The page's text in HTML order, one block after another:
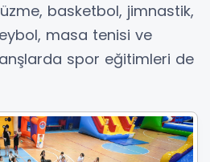
basketbol, jimnastik,
masa tenisi ve
spor eğitimleri de